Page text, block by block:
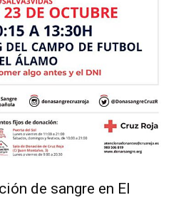
de sangre en El